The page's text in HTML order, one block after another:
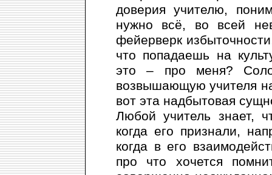
доверия учителю,
нужно всё, во всей
фейерверк
что попадаешь на
это – про меня?
возвышающую учителя
вот эта надбытовая
Любой учитель знает,
когда его признали,
когда в его
про что хочется